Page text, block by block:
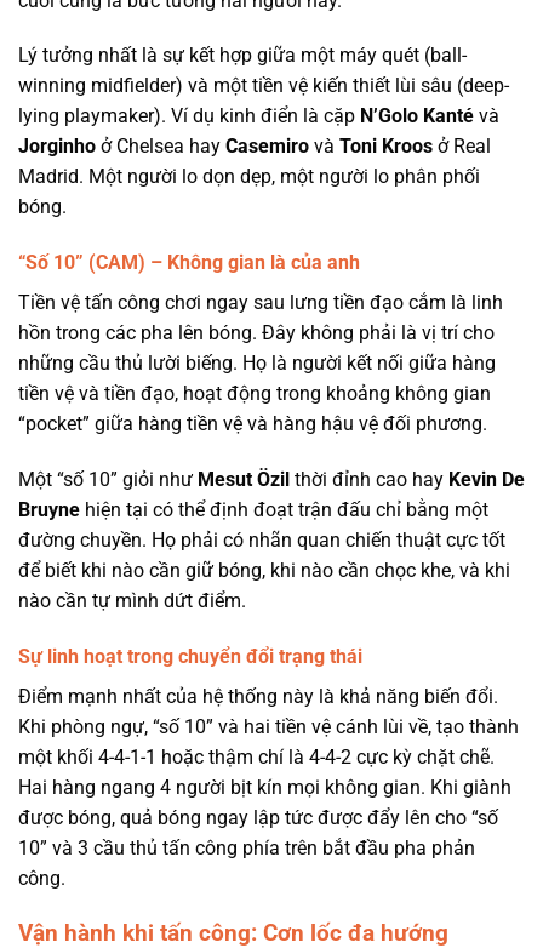
Lý tưởng nhất là sự kết hợp giữa một máy quét (ball-
winning midfielder) và một tiền vệ kiến thiết lùi sâu (deep-
lying playmaker). Ví dụ kinh điển là cặp N’Golo Kanté và
Jorginho ở Chelsea hay Casemiro và Toni Kroos ở Real
Madrid. Một người lo dọn dẹp, một người lo phân phối
bóng.
“Số 10” (CAM) – Không gian là của anh
Tiền vệ tấn công chơi ngay sau lưng tiền đạo cắm là linh
hồn trong các pha lên bóng. Đây không phải là vị trí cho
những cầu thủ lười biếng. Họ là người kết nối giữa hàng
tiền vệ và tiền đạo, hoạt động trong khoảng không gian
“pocket” giữa hàng tiền vệ và hàng hậu vệ đối phương.
Một “số 10” giỏi như Mesut Özil thời đỉnh cao hay Kevin De
Bruyne hiện tại có thể định đoạt trận đấu chỉ bằng một
đường chuyền. Họ phải có nhãn quan chiến thuật cực tốt
để biết khi nào cần giữ bóng, khi nào cần chọc khe, và khi
nào cần tự mình dứt điểm.
Sự linh hoạt trong chuyển đổi trạng thái
Điểm mạnh nhất của hệ thống này là khả năng biến đổi.
Khi phòng ngự, “số 10” và hai tiền vệ cánh lùi về, tạo thành
một khối 4-4-1-1 hoặc thậm chí là 4-4-2 cực kỳ chặt chẽ.
Hai hàng ngang 4 người bịt kín mọi không gian. Khi giành
được bóng, quả bóng ngay lập tức được đẩy lên cho “số
10” và 3 cầu thủ tấn công phía trên bắt đầu pha phản
công.
Vận hành khi tấn công: Cơn lốc đa hướng